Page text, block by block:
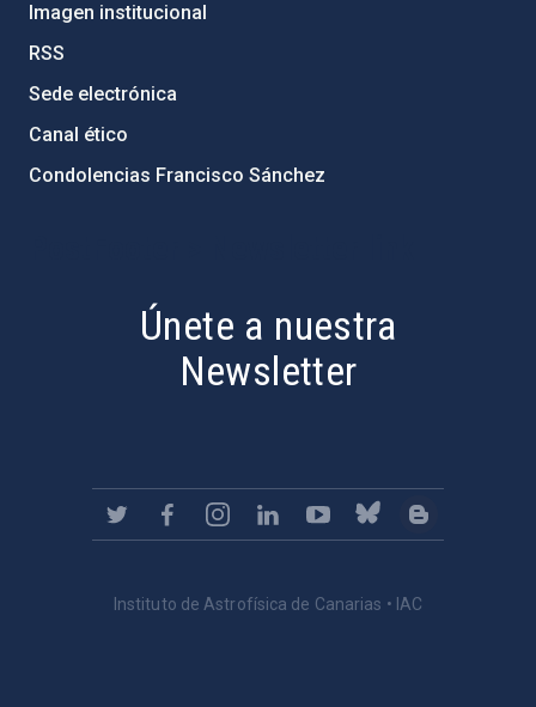
Imagen institucional
RSS
Sede electrónica
Canal ético
Condolencias Francisco Sánchez
Únete a nuestra
Newsletter
Instituto de Astrofísica de Canarias • IAC